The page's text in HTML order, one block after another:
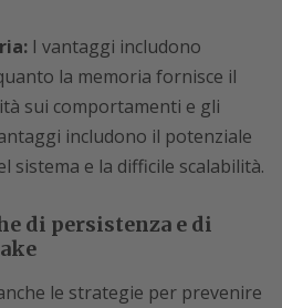
I vantaggi includono
la memoria fornisce il
sui comportamenti e gli
includono il potenziale
sistema e la difficile scalabilità.
di persistenza e di
le strategie per prevenire